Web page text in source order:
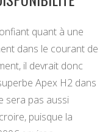
quant à une
dans le courant de
il devrait donc
Apex H2 dans
sera pas aussi
puisque la